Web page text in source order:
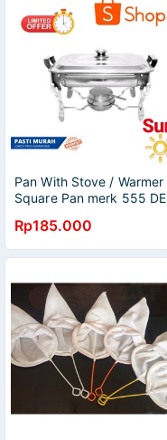
Pan With Stove / Warmer
Square Pan merk 555 DE
Rp185.000